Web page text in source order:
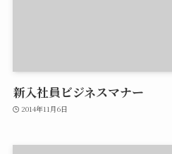
新入社員ビジネスマナー
2014年11月6日